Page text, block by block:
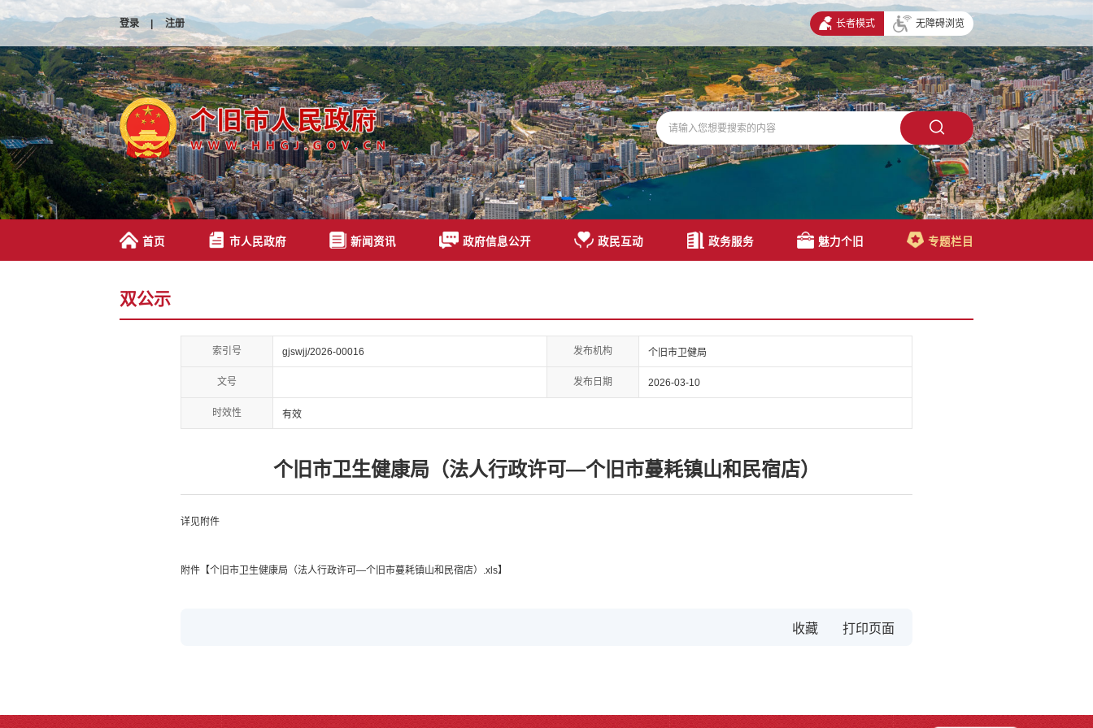
登录 | 注册 长者模式 无障碍浏览
首页 市人民政府 新闻资讯 政府信息公开 政民互动 政务服务 魅力个旧 专题栏目
双公示
索引号 gjswjj/2026-00016 发布机构 个旧市卫健局
文号 发布日期 2026-03-10
时效性 有效
个旧市卫生健康局（法人行政许可—个旧市蔓耗镇山和民宿店）
详见附件
附件【个旧市卫生健康局（法人行政许可—个旧市蔓耗镇山和民宿店）.xls】
收藏